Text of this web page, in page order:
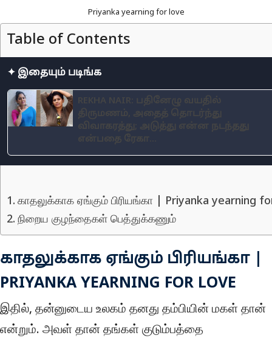
Priyanka yearning for love
Table of Contents
✦ இதையும் படிங்க
REKHA NAIR: பதினேழு வயதில்
திருமணம், அதைத் தொடர்ந்து
விவாகரத்து; அடுத்து என்ன நடந்தது
என்பதை ரேகா...
காதலுக்காக ஏங்கும் பிரியங்கா | Priyanka yearning
நிறைய குழந்தைகள் பெத்துக்கணும்
காதலுக்காக ஏங்கும் பிரியங்கா |
PRIYANKA YEARNING FOR LOVE
இதில், தன்னுடைய உலகம் தனது தம்பியின் மகள் தான்
என்றும். அவள் தான் தங்கள் குடும்பத்தை